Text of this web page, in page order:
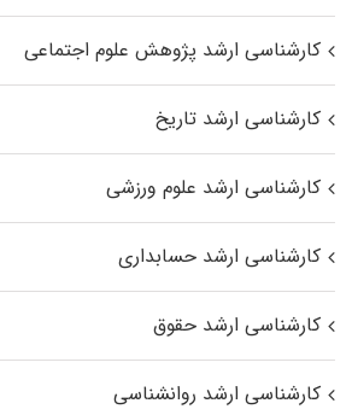
کارشناسی ارشد پژوهش علوم اجتماعی
کارشناسی ارشد تاریخ
کارشناسی ارشد علوم ورزشی
کارشناسی ارشد حسابداری
کارشناسی ارشد حقوق
کارشناسی ارشد روانشناسی